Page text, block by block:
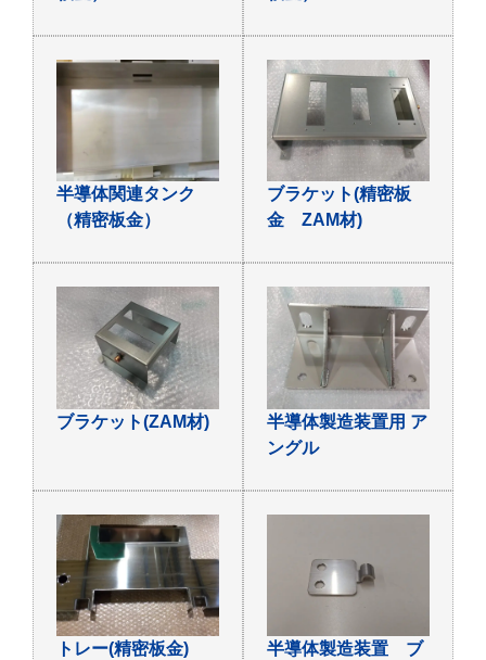
半導体関連タンク
（精密板金）
ブラケット(精密板
金 ZAM材)
ブラケット(ZAM材)
半導体製造装置用 ア
ングル
トレー(精密板金)
半導体製造装置 ブ